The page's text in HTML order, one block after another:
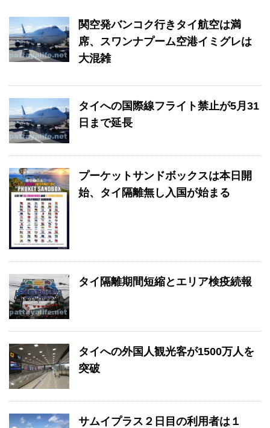
関空発バンコク行きタイ航空は満
席、スワンナプーム空港イミグレは
大混雑
タイへの国際線フライト禁止が5月31
日まで延長
プーケットサンドボックスは本日開
始、タイ隔離無し入国が始まる
タイ隔離期間短縮とエリア検疫続報
タイへの外国人観光客が1500万人を
突破
サムイプラス２日目の利用者は１